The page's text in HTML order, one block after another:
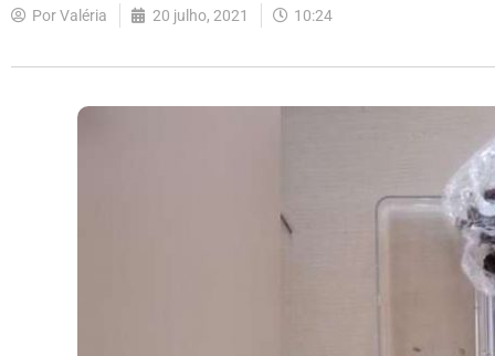
PorValéria 20 julho, 2021 10:24